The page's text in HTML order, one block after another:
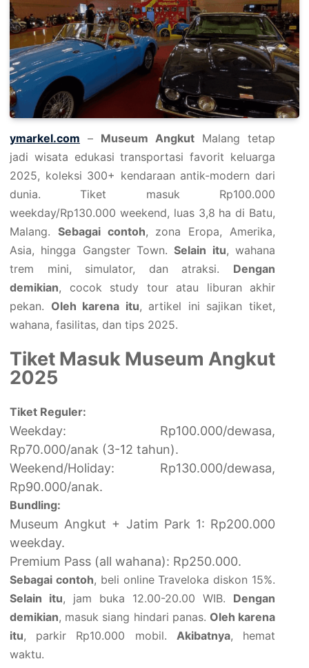
ymarkel.com – Museum Angkut Malang tetap
jadi wisata edukasi transportasi favorit keluarga
2025, koleksi 300+ kendaraan antik-modern dari
dunia. Tiket masuk Rp100.000
weekday/Rp130.000 weekend, luas 3,8 ha di Batu,
Malang. Sebagai contoh, zona Eropa, Amerika,
Asia, hingga Gangster Town.Selain itu, wahana
trem mini, simulator, dan atraksi. Dengan
demikian, cocok study tour atau liburan akhir
pekan. Oleh karena itu, artikel ini sajikan tiket,
wahana, fasilitas, dan tips 2025.
Tiket Masuk Museum Angkut
2025
Tiket Reguler:
Weekday: Rp100.000/dewasa,
Rp70.000/anak (3-12 tahun).
Weekend/Holiday: Rp130.000/dewasa,
Rp90.000/anak.
Bundling:
Museum Angkut + Jatim Park 1: Rp200.000
weekday.
Premium Pass (all wahana): Rp250.000.
Sebagai contoh, beli online Traveloka diskon 15%.
Selain itu, jam buka 12.00-20.00 WIB. Dengan
demikian, masuk siang hindari panas. Oleh karena
itu, parkir Rp10.000 mobil. Akibatnya, hemat
waktu.